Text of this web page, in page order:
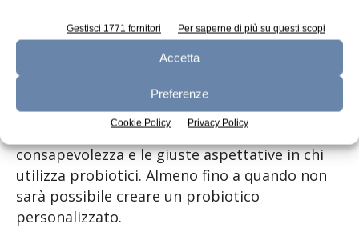
Gestisci 1771 fornitori Per saperne di più su questi scopi
Accetta
Preferenze
Cookie Policy Privacy Policy
tuttavia disposti a seguire un corso per
Lavorare su questi e altri consumatori “non
resistenti” alla conoscenza, attraverso fonti e
interlocutori autorevoli e credibili, è forse il
modo migliore per creare maggior
consapevolezza e le giuste aspettative in chi
utilizza probiotici. Almeno fino a quando non
sarà possibile creare un probiotico
personalizzato.